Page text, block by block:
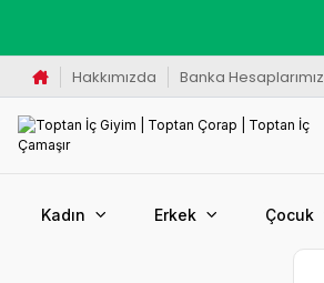
Hakkımızda Banka Hesaplarımız
Kadın Erkek Çocuk